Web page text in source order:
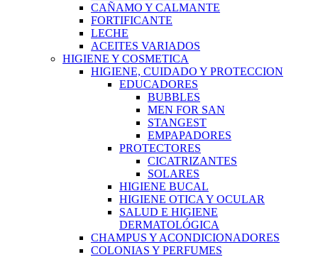
CAÑAMO Y CALMANTE
FORTIFICANTE
LECHE
ACEITES VARIADOS
HIGIENE Y COSMETICA
HIGIENE, CUIDADO Y PROTECCION
EDUCADORES
BUBBLES
MEN FOR SAN
STANGEST
EMPAPADORES
PROTECTORES
CICATRIZANTES
SOLARES
HIGIENE BUCAL
HIGIENE OTICA Y OCULAR
SALUD E HIGIENE
DERMATOLÓGICA
CHAMPUS Y ACONDICIONADORES
COLONIAS Y PERFUMES